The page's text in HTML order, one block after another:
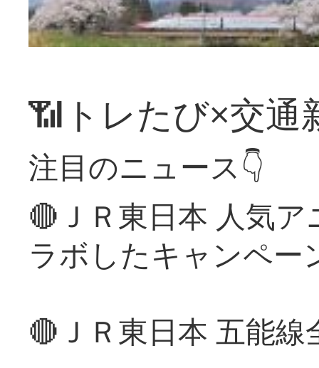
📶トレたび×交通
注目のニュース👇
🔴ＪＲ東日本 人気
ラボしたキャンペー
🔴ＪＲ東日本 五能